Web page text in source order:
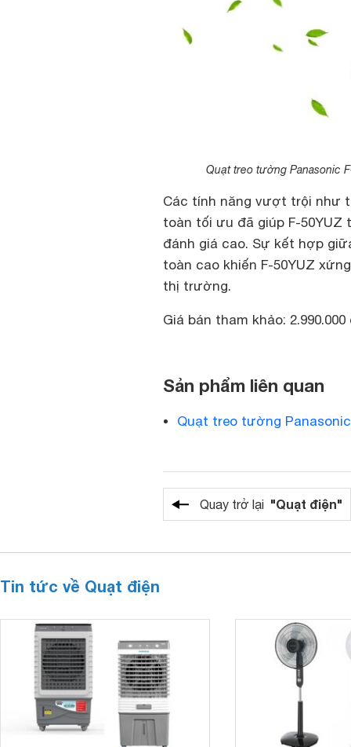
Quạt treo tường Panasonic
Các tính năng vượt trội như
toàn tối ưu đã giúp F-
đánh giá cao. Sự kết hợp
toàn cao khiến F-50YUZ
thị trường.
Giá bán tham khảo: 2.990.000
Sản phẩm liên quan
Quạt treo tường
Quay trở lại "Quạt điện"
Tin tức về Quạt điện